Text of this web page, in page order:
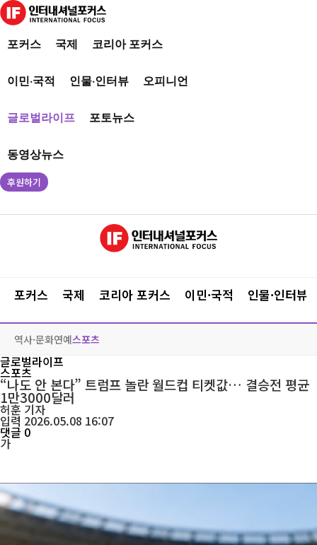
포커스 국제 코리아 포커스
이민·국적 인물·인터뷰 오피니언
글로벌라이프 포토뉴스
동영상뉴스
후원하기
포커스 국제 코리아 포커스 이민·국적 인물·인터뷰
역사·문화연예스포츠
글로벌라이프
스포츠
“나도 안 본다” 트럼프 놀란 월드컵 티켓값… 결승전 평균
1만3000달러
허훈 기자
입력 2026.05.08 16:07
댓글 0
가